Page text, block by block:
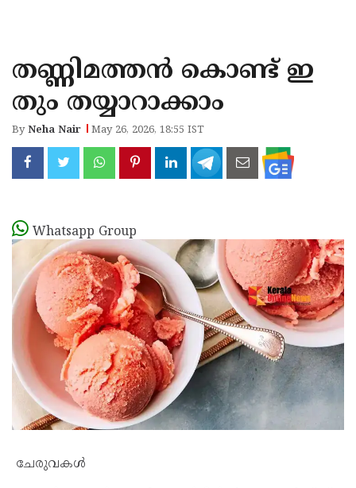
KANNUR
KASARAGOD
തണ്ണിമത്തൻ കൊണ്ട് ഇ
തും തയ്യാറാക്കാം
ByNeha Nair May 26, 2026, 18:55 IST
Whatsapp Group
ചേരുവകൾ